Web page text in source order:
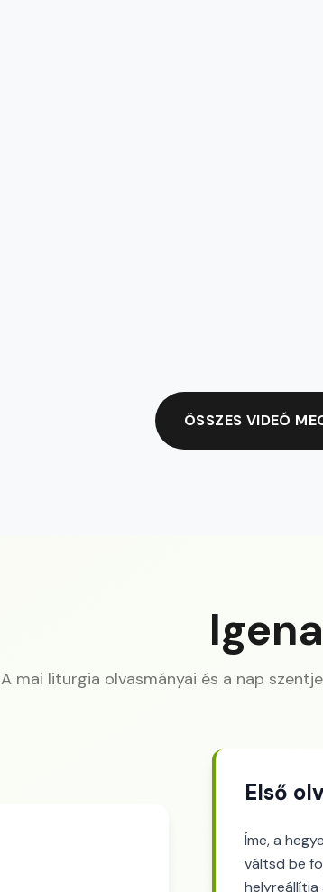
ÖSSZES VIDEÓ
A mai liturgia olvasmányai és a nap
Első
Íme, a
váltsd be